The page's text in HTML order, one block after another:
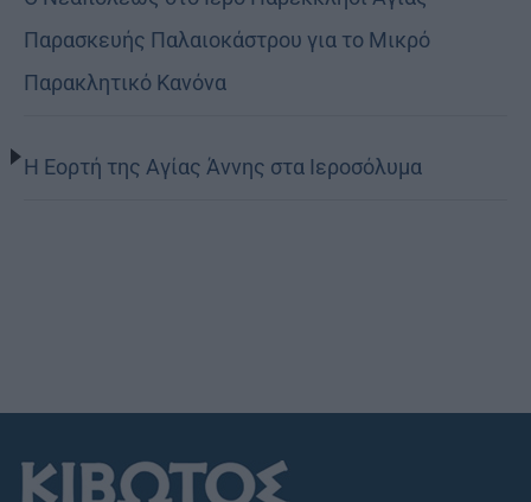
Παρασκευής Παλαιοκάστρου για το Μικρό
Παρακλητικό Κανόνα
Η Εορτή της Αγίας Άννης στα Ιεροσόλυμα